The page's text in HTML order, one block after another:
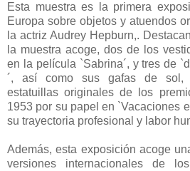
Esta muestra es la primera
Europa sobre objetos y atuendos
la actriz Audrey Hepburn,.
la muestra acoge, dos de los
en la película `Sabrina´, y tres de
´, así como sus gafas de sol,
estatuillas originales de los
1953 por su papel en `Vacaciones
su trayectoria profesional y labor
Además, esta exposición acoge
versiones internacionales de